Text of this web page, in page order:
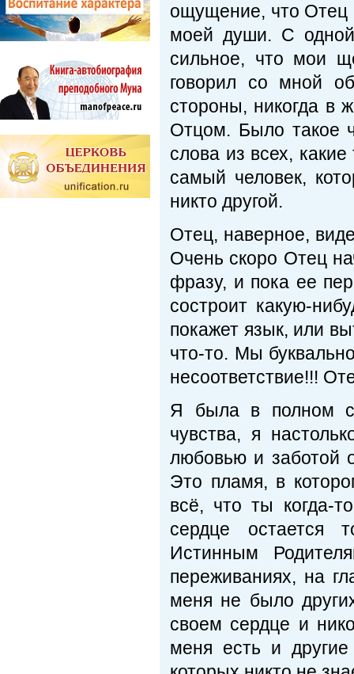
ощущение, что Отец
моей души. С одной
сильное, что мои
говорил со мной
стороны, никогда в
Отцом. Было такое
слова из всех,
самый человек,
никто другой.
Отец, наверное,
Очень скоро Отец
фразу, и пока ее
состроит какую-
покажет язык, или
что-то. Мы
несоответствие!!!
Я была в полном
чувства, я
любовью и заботой
Это пламя, в
всё, что ты когда-
сердце остается
Истинным
переживаниях, на
меня не было
своем сердце и
меня есть и